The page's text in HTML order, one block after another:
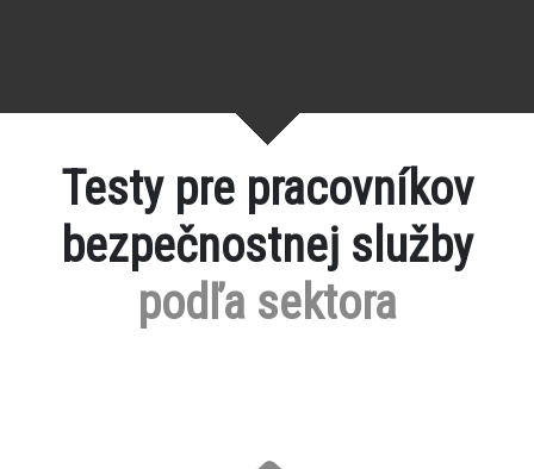
Testy pre pracovníkov
bezpečnostnej služby
podľa sektora